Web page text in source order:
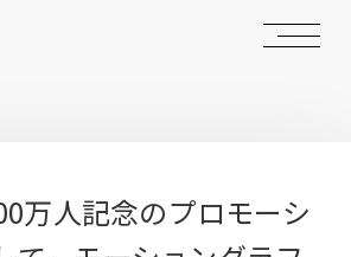
万人記念のプロモーシ